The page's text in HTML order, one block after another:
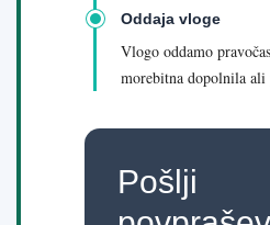
Oddaja vloge
Vlogo oddamo
morebitna dopolnila ali
Pošlji